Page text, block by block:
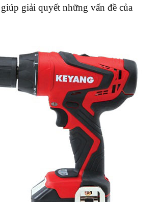
giải quyết những vấn đề của